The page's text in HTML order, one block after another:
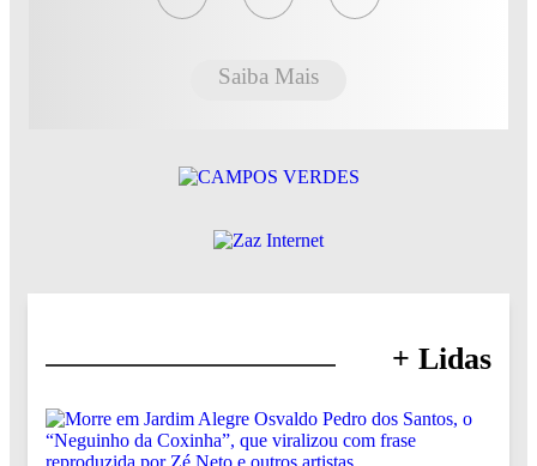
Saiba Mais
+ Lidas